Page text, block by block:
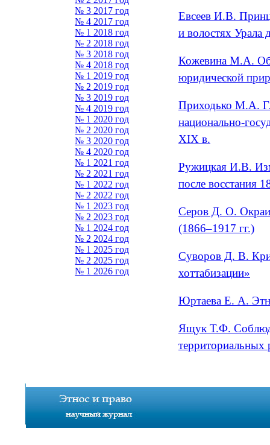
№ 3 2017 год
№ 4 2017 год
№ 1 2018 год
№ 2 2018 год
№ 3 2018 год
№ 4 2018 год
№ 1 2019 год
№ 2 2019 год
№ 3 2019 год
№ 4 2019 год
№ 1 2020 год
№ 2 2020 год
№ 3 2020 год
№ 4 2020 год
№ 1 2021 год
№ 2 2021 год
№ 1 2022 год
№ 2 2022 год
№ 1 2023 год
№ 2 2023 год
№ 1 2024 год
№ 2 2024 год
№ 1 2025 год
№ 2 2025 год
№ 1 2026 год
Евсеев И.В.
и волостях Урала
Кожевина М.А.
юридической
Приходько М.А.
национально-
XIX в.
Ружицкая И.В.
после восстания
Серов Д. О.
(1866–1917 гг.)
Суворов Д. В.
хоттабизации»
Юртаева Е. А.
Ящук Т.Ф.